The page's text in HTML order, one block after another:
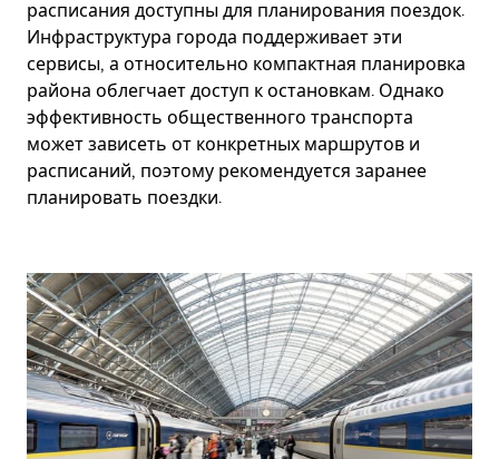
расписания доступны для планирования поездок.
Инфраструктура города поддерживает эти
сервисы, а относительно компактная планировка
района облегчает доступ к остановкам. Однако
эффективность общественного транспорта
может зависеть от конкретных маршрутов и
расписаний, поэтому рекомендуется заранее
планировать поездки.